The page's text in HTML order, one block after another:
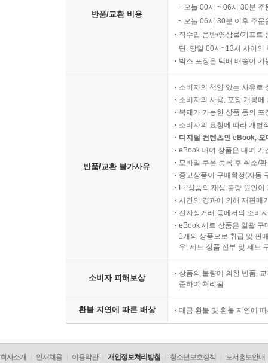
반품/교환 비용
오늘 00시 ~ 06시 30분
오늘 06시 30분 이후 주
직수입 음반/영상물/기프트
단, 당일 00시~13시 사이의
박스 포장은 택배 배송이
반품/교환 불가사유
소비자의 책임 있는 사유로
소비자의 사용, 포장 개봉
복제가 가능한 상품 등의
소비자의 요청에 따라 개별
디지털 컨텐츠인 eBook,
eBook 대여 상품은 대여 기
모바일 쿠폰 등록 후 취소/
중고상품이 구매확정(자동
LP상품의 재생 불량 원인
시간의 경과에 의해 재판매
전자상거래 등에서의 소비
eBook 세트 상품은 일괄 구
1개의 상품으로 취급 및 판
우, 세트 상품 전부 및 세트
소비자 피해보상
상품의 불량에 의한 반품,
준하여 처리됨
환불 지연에 따른 배상 대금 환불 및 환불 지연에
회사소개 인재채용 이용약관 개인정보처리방침 청소년보호정책 도서홍보안내